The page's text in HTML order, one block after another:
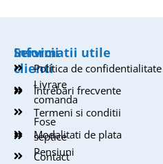
Servicii
clienti
Livrare
comanda
Fose
septice
Pensiuni
Informatii utile
Politica de confidentialitate
Întrebări frecvente
Termeni si conditii
Modalitati de plata
Contact